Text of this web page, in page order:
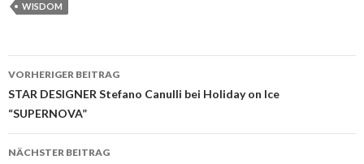
WISDOM
Beitrags-
Navigation
VORHERIGER BEITRAG
STAR DESIGNER Stefano Canulli bei Holiday on Ice
“SUPERNOVA”
NÄCHSTER BEITRAG